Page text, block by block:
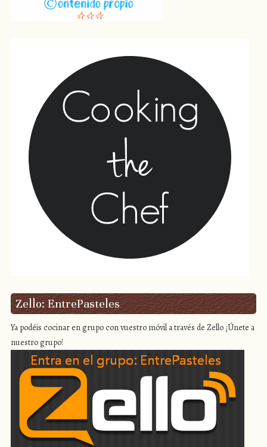
Zello: EntrePasteles
Ya podéis cocinar en grupo con vuestro móvil a través de Zello ¡Únete a
nuestro grupo!